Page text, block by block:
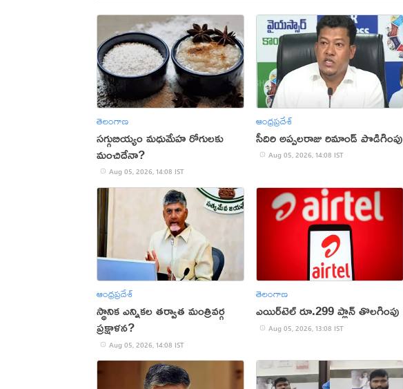
తెలంగాణ
సగ్గుబియ్యం మధుమేహ రోగులకు
మంచిదేనా?
Aug 05, 2026, 14:08 IST
ఆంధ్రప్రదేశ్
సీదిరి అప్పలరాజు రిమాండ్ పొడిగింపు
Aug 05, 2026, 14:08 IST
ఆంధ్రప్రదేశ్
స్థానిక ఎన్నికల తర్వాత మంత్రివర్గ
ప్రక్షాళన?
Aug 05, 2026, 14:08 IST
తెలంగాణ
ఎయిర్‌టెల్ రూ.299 ప్లాన్ తొలగింపు
Aug 05, 2026, 13:08 IST